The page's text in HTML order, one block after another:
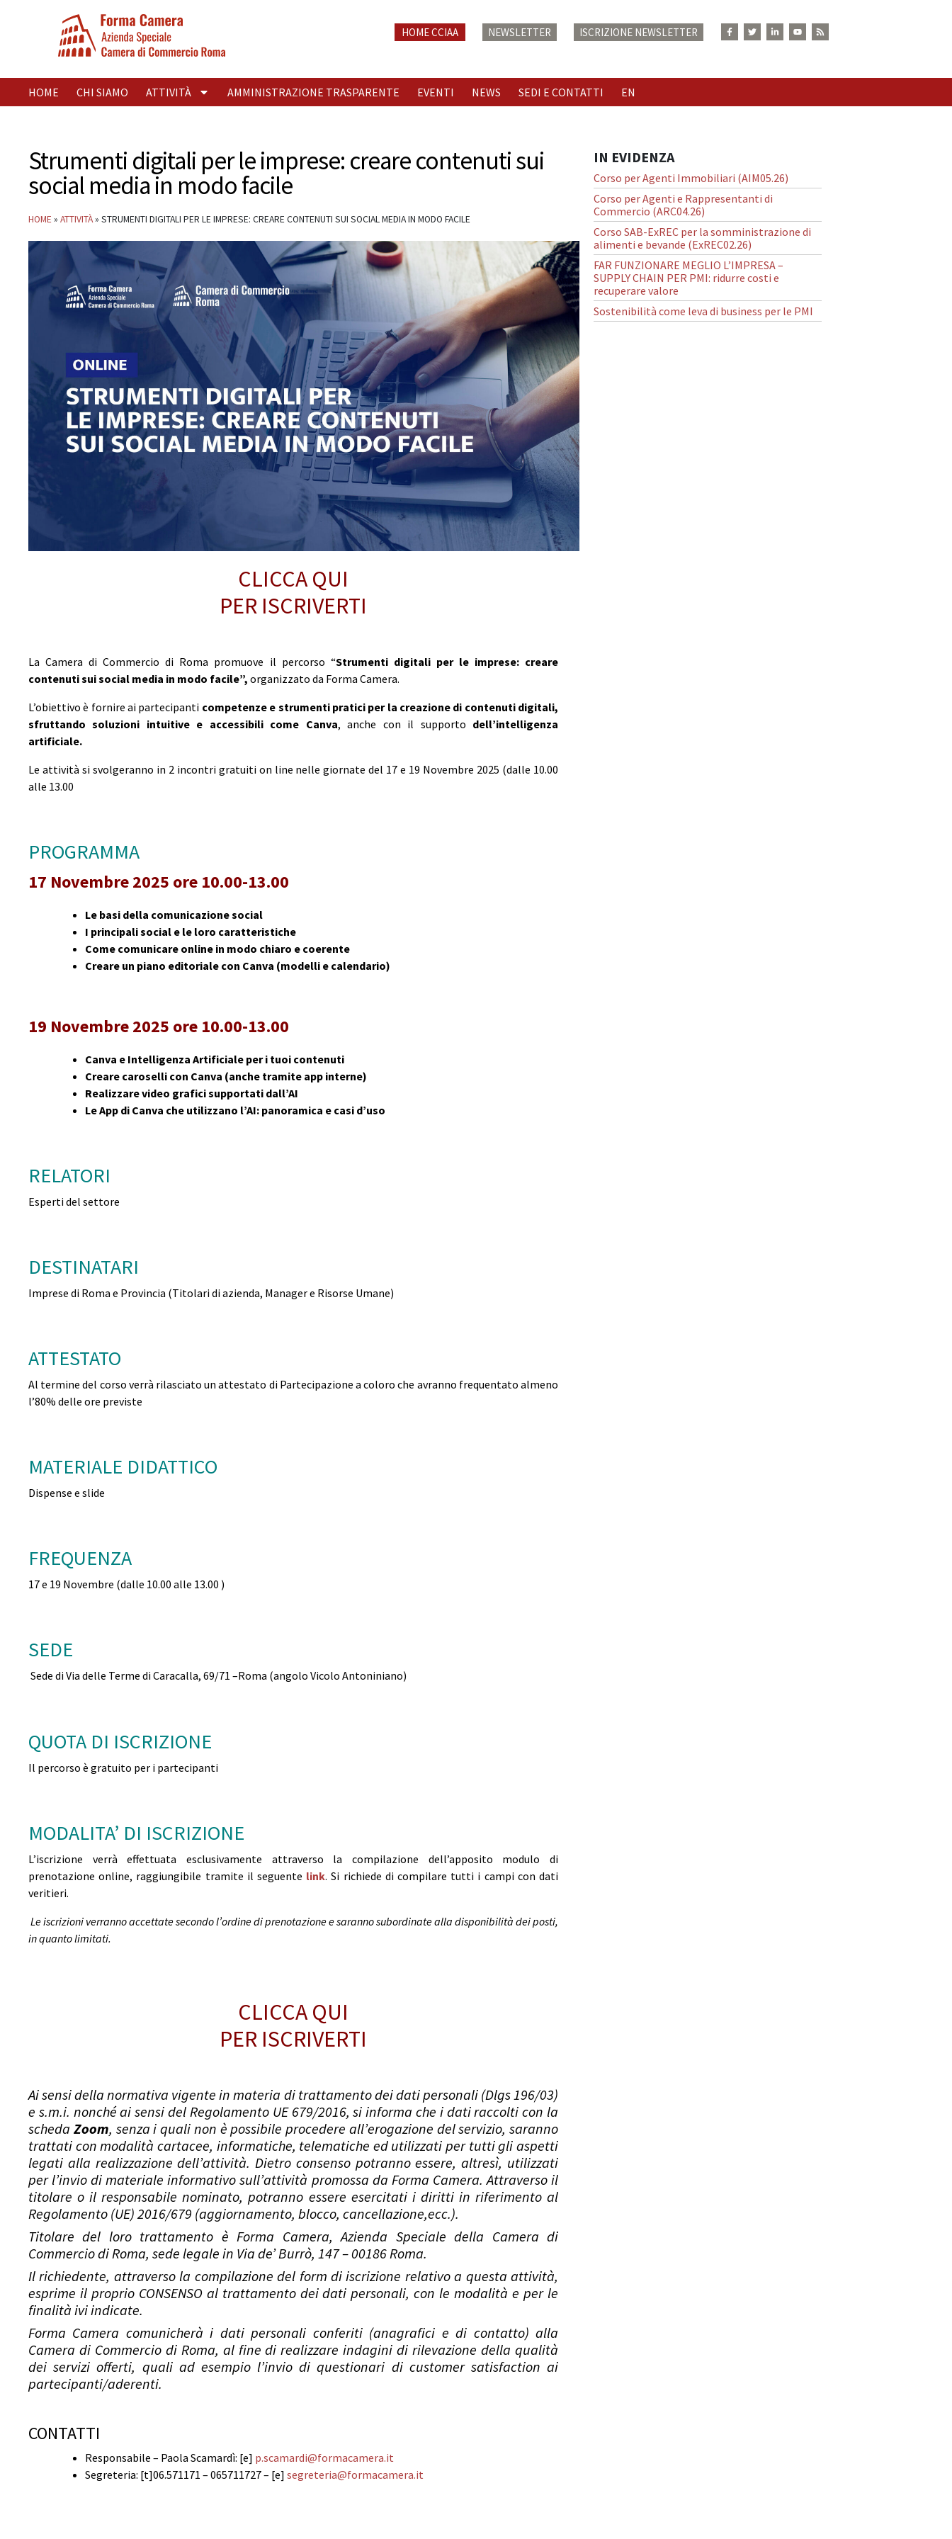
HOME CCIAA NEWSLETTER ISCRIZIONE NEWSLETTER
HOME CHI SIAMO ATTIVITÀ AMMINISTRAZIONE TRASPARENTE EVENTI NEWS SEDI E CONTATTI EN
Strumenti digitali per le imprese: creare contenuti sui
social media in modo facile
HOME » ATTIVITÀ» STRUMENTI DIGITALI PER LE IMPRESE: CREARE CONTENUTI SUI SOCIAL MEDIA IN MODO FACILE
CLICCA QUI
PER ISCRIVERTI
La Camera di Commercio di Roma promuove il percorso “Strumenti digitali per le imprese: creare
contenuti sui social media in modo facile”, organizzato da Forma Camera.
L’obiettivo è fornire ai partecipanti competenze e strumenti pratici per la creazione di contenuti digitali,
sfruttando soluzioni intuitive e accessibili come Canva, anche con il supporto dell’intelligenza
artificiale.
Le attività si svolgeranno in 2 incontri gratuiti on line nelle giornate del 17 e 19 Novembre 2025 (dalle 10.00
alle 13.00
PROGRAMMA
17 Novembre 2025 ore 10.00-13.00
Le basi della comunicazione social
I principali social e le loro caratteristiche
Come comunicare online in modo chiaro e coerente
Creare un piano editoriale con Canva (modelli e calendario)
19 Novembre 2025 ore 10.00-13.00
Canva e Intelligenza Artificiale per i tuoi contenuti
Creare caroselli con Canva (anche tramite app interne)
Realizzare video grafici supportati dall’AI
Le App di Canva che utilizzano l’AI: panoramica e casi d’uso
RELATORI
Esperti del settore
DESTINATARI
Imprese di Roma e Provincia (Titolari di azienda, Manager e Risorse Umane)
ATTESTATO
Al termine del corso verrà rilasciato un attestato di Partecipazione a coloro che avranno frequentato almeno
l’80% delle ore previste
MATERIALE DIDATTICO
Dispense e slide
FREQUENZA
17 e 19 Novembre (dalle 10.00 alle 13.00 )
SEDE
Sede di Via delle Terme di Caracalla, 69/71 –Roma (angolo Vicolo Antoniniano)
QUOTA DI ISCRIZIONE
Il percorso è gratuito per i partecipanti
MODALITA’ DI ISCRIZIONE
L’iscrizione verrà effettuata esclusivamente attraverso la compilazione dell’apposito modulo di
prenotazione online, raggiungibile tramite il seguente link. Si richiede di compilare tutti i campi con dati
veritieri.
Le iscrizioni verranno accettate secondo l’ordine di prenotazione e saranno subordinate alla disponibilità dei posti,
in quanto limitati.
CLICCA QUI
PER ISCRIVERTI
Ai sensi della normativa vigente in materia di trattamento dei dati personali (Dlgs 196/03)
e s.m.i. nonché ai sensi del Regolamento UE 679/2016, si informa che i dati raccolti con la
scheda Zoom, senza i quali non è possibile procedere all’erogazione del servizio, saranno
trattati con modalità cartacee, informatiche, telematiche ed utilizzati per tutti gli aspetti
legati alla realizzazione dell’attività. Dietro consenso potranno essere, altresì, utilizzati
per l’invio di materiale informativo sull’attività promossa da Forma Camera. Attraverso il
titolare o il responsabile nominato, potranno essere esercitati i diritti in riferimento al
Regolamento (UE) 2016/679 (aggiornamento, blocco, cancellazione,ecc.).
Titolare del loro trattamento è Forma Camera, Azienda Speciale della Camera di
Commercio di Roma, sede legale in Via de’ Burrò, 147 – 00186 Roma.
Il richiedente, attraverso la compilazione del form di iscrizione relativo a questa attività,
esprime il proprio CONSENSO al trattamento dei dati personali, con le modalità e per le
finalità ivi indicate.
Forma Camera comunicherà i dati personali conferiti (anagrafici e di contatto) alla
Camera di Commercio di Roma, al fine di realizzare indagini di rilevazione della qualità
dei servizi offerti, quali ad esempio l’invio di questionari di customer satisfaction ai
partecipanti/aderenti.
CONTATTI
Responsabile – Paola Scamardì: [e] p.scamardi@formacamera.it
Segreteria: [t]06.571171 – 065711727 – [e] segreteria@formacamera.it
IN EVIDENZA
Corso per Agenti Immobiliari (AIM05.26)
Corso per Agenti e Rappresentanti di
Commercio (ARC04.26)
Corso SAB-ExREC per la somministrazione di
alimenti e bevande (ExREC02.26)
FAR FUNZIONARE MEGLIO L’IMPRESA –
SUPPLY CHAIN PER PMI: ridurre costi e
recuperare valore
Sostenibilità come leva di business per le PMI